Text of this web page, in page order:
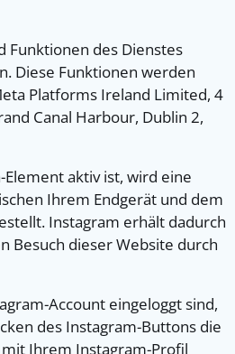
Funktionen des Dienstes
Diese Funktionen werden
Platforms Ireland Limited, 4
Canal Harbour, Dublin 2,
Element aktiv ist, wird eine
Ihrem Endgerät und dem
Instagram erhält dadurch
Besuch dieser Website durch
Account eingeloggt sind,
des Instagram-Buttons die
Ihrem Instagram-Profil